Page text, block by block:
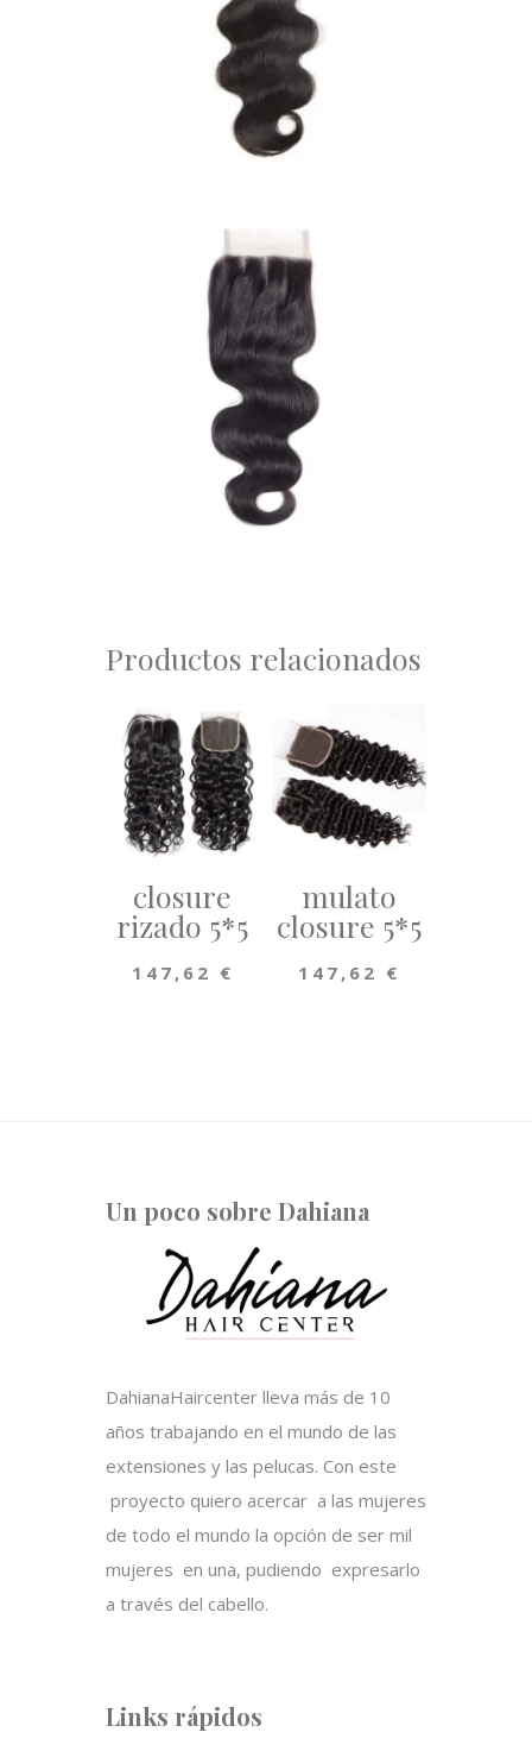
Productos relacionados
closure
rizado 5*5
147,62 €
mulato
closure 5*5
147,62 €
Un poco sobre Dahiana
DahianaHaircenter lleva más de 10
años trabajando en el mundo de las
extensiones y las pelucas. Con este
proyecto quiero acercar a las mujeres
de todo el mundo la opción de ser mil
mujeres en una, pudiendo expresarlo
a través del cabello.
Links rápidos